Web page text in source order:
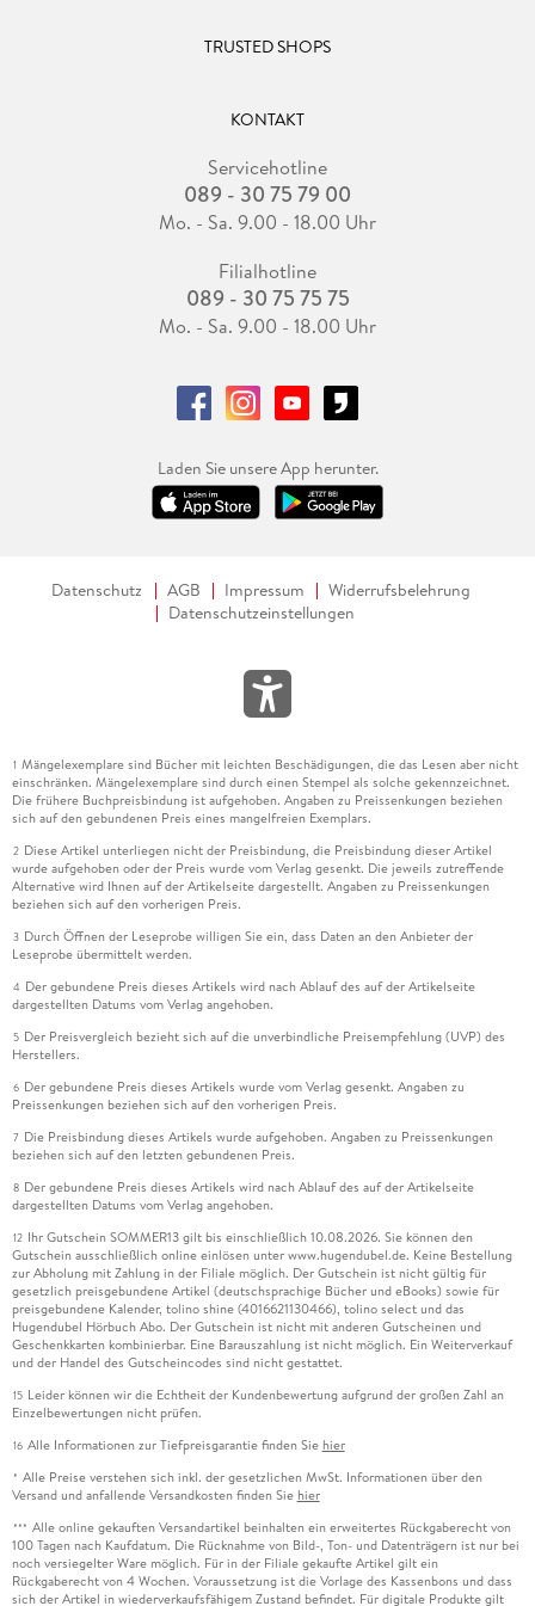
TRUSTED SHOPS
KONTAKT
Servicehotline
089 - 30 75 79 00
Mo. - Sa. 9.00 - 18.00 Uhr
Filialhotline
089 - 30 75 75 75
Mo. - Sa. 9.00 - 18.00 Uhr
Laden Sie unsere App herunter.
Datenschutz AGB Impressum
Widerrufsbelehrung
Datenschutzeinstellungen
1 Mängelexemplare sind Bücher mit leichten Beschädigungen, die das Lesen aber nicht
einschränken. Mängelexemplare sind durch einen Stempel als solche gekennzeichnet.
Die frühere Buchpreisbindung ist aufgehoben. Angaben zu Preissenkungen beziehen
sich auf den gebundenen Preis eines mangelfreien Exemplars.
2 Diese Artikel unterliegen nicht der Preisbindung, die Preisbindung dieser Artikel
wurde aufgehoben oder der Preis wurde vom Verlag gesenkt. Die jeweils zutreffende
Alternative wird Ihnen auf der Artikelseite dargestellt. Angaben zu Preissenkungen
beziehen sich auf den vorherigen Preis.
3 Durch Öffnen der Leseprobe willigen Sie ein, dass Daten an den Anbieter der
Leseprobe übermittelt werden.
4 Der gebundene Preis dieses Artikels wird nach Ablauf des auf der Artikelseite
dargestellten Datums vom Verlag angehoben.
5 Der Preisvergleich bezieht sich auf die unverbindliche Preisempfehlung (UVP) des
Herstellers.
6 Der gebundene Preis dieses Artikels wurde vom Verlag gesenkt. Angaben zu
Preissenkungen beziehen sich auf den vorherigen Preis.
7 Die Preisbindung dieses Artikels wurde aufgehoben. Angaben zu Preissenkungen
beziehen sich auf den letzten gebundenen Preis.
8 Der gebundene Preis dieses Artikels wird nach Ablauf des auf der Artikelseite
dargestellten Datums vom Verlag angehoben.
12 Ihr Gutschein SOMMER13 gilt bis einschließlich 10.08.2026. Sie können den
Gutschein ausschließlich online einlösen unter www.hugendubel.de. Keine Bestellung
zur Abholung mit Zahlung in der Filiale möglich. Der Gutschein ist nicht gültig für
gesetzlich preisgebundene Artikel (deutschsprachige Bücher und eBooks) sowie für
preisgebundene Kalender, tolino shine (4016621130466), tolino select und das
Hugendubel Hörbuch Abo. Der Gutschein ist nicht mit anderen Gutscheinen und
Geschenkkarten kombinierbar. Eine Barauszahlung ist nicht möglich. Ein Weiterverkauf
und der Handel des Gutscheincodes sind nicht gestattet.
15 Leider können wir die Echtheit der Kundenbewertung aufgrund der großen Zahl an
Einzelbewertungen nicht prüfen.
16 Alle Informationen zur Tiefpreisgarantie finden Sie hier
* Alle Preise verstehen sich inkl. der gesetzlichen MwSt. Informationen über den
Versand und anfallende Versandkosten finden Sie hier
*** Alle online gekauften Versandartikel beinhalten ein erweitertes Rückgaberecht von
100 Tagen nach Kaufdatum. Die Rücknahme von Bild-, Ton- und Datenträgern ist nur bei
noch versiegelter Ware möglich. Für in der Filiale gekaufte Artikel gilt ein
Rückgaberecht von 4 Wochen. Voraussetzung ist die Vorlage des Kassenbons und dass
sich der Artikel in wiederverkaufsfähigem Zustand befindet. Für digitale Produkte gilt